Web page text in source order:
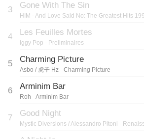
3 Gone With The Sin
HIM - And Love Said No: The Greatest Hits
4 Les Feuilles Mortes
Iggy Pop - Preliminaires
5 Charming Picture
Asbo / 虎子 Hz - Charming Picture
6 Arminim Bar
Roh - Arminim Bar
7 Good Night
Mystic Diversions / Alessandro Pitoni -